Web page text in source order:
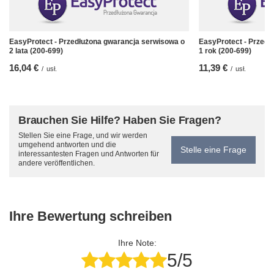
EasyProtect - Przedłużona gwarancja serwisowa o
2 lata (200-699)
16,04 € / usł.
EasyProtect -
1 rok (200-699)
11,39 € / usł.
Brauchen Sie Hilfe? Haben Sie Fragen?
Stellen Sie eine Frage, und wir werden
umgehend antworten und die
interessantesten Fragen und Antworten für
andere veröffentlichen.
Stelle eine Frage
Ihre Bewertung schreiben
Ihre Note:
5/5